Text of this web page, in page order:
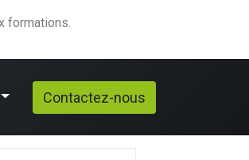
formations.
Contactez-nous